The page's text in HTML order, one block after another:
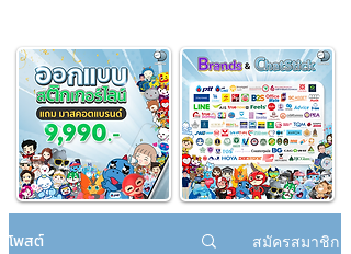
โพสต์ สมัครสมาชิก